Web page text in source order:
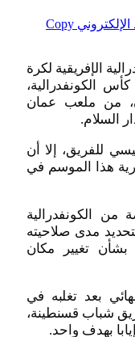
الإلكتروني Copy
الإفريقية لكرة
الكونفدرالية،
من ملعب عمان
السلام.
للفريق، إلا أن
هذا الموسم في
الكونفدرالية
لتحديد مدى صلاحيته
بشأن تغيير مكان
بعد تغلبه في
شباب قسنطينة،
بهدف واحد.